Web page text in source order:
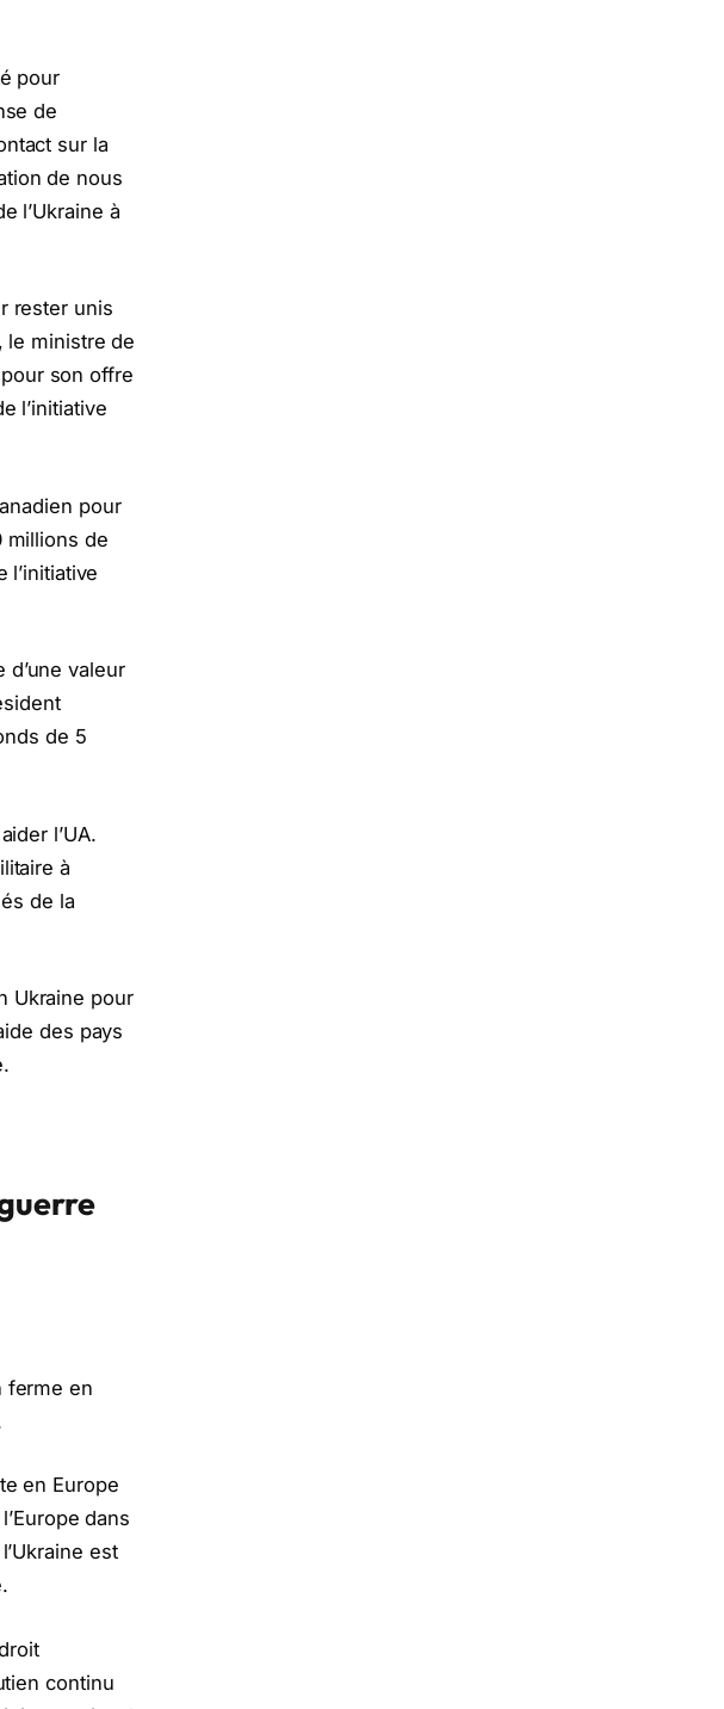
pour
de
sur la
de nous
l’Ukraine à
rester unis
le ministre de
son offre
l’initiative
pour
millions de
l’initiative
valeur
de 5
l’UA.
à
de la
Ukraine pour
des pays
ferme en
en Europe
dans
est
continu